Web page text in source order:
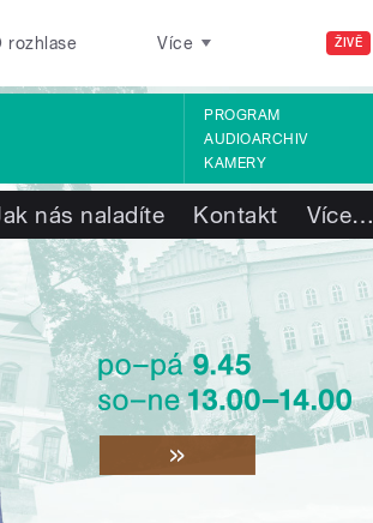
ŽIVĚ
rozhlase Více
PROGRAM
AUDIOARCHIV
KAMERY
nás naladíte Kontakt Více…